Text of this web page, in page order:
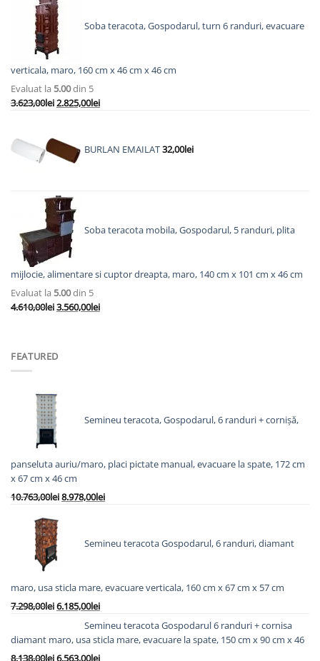
a
fost:
3.098,00lei.
2.405,00lei.
Soba teracota, Gospodarul, turn 6 randuri, evacuare
verticala, maro, 160 cm x 46 cm x 46 cm
Evaluat la 5.00din 5
3.623,00leiPrețul
fost:
3.623,00lei.
2.825,00leiPrețul
2.825,00lei.
BURLAN EMAILAT32,00lei
Soba teracota mobila, Gospodarul, 5 randuri, plita
mijlocie, alimentare si cuptor dreapta, maro, 140 cm x 101 cm x 46 cm
Evaluat la 5.00din 5
4.610,00leiPrețul
4.610,00lei.
3.560,00leiPrețul
FEATURED
Semineu teracota, Gospodarul, 6 randuri + cornișă,
panseluta auriu/maro, placi pictate manual, evacuare la spate, 172 cm
x 67 cm x 46 cm
10.763,00leiPrețul
8.978,00leiPrețul
8.978,00lei.
Semineu teracota Gospodarul, 6 randuri, diamant
maro, usa sticla mare, evacuare verticala, 160 cm x 67 cm x 57 cm
7.298,00leiPrețul
fost:
6.185,00leiPrețul
curent
este:
6.185,00lei.
Semineu teracota Gospodarul 6 randuri + cornisa
diamant maro, usa sticla mare, evacuare la spate, 150 cm x 90 cm x 46
8.138,00leiPrețul
6.563,00leiPrețul